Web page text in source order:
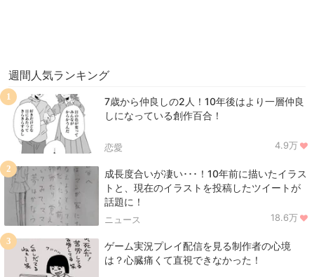
週間人気ランキング
7歳から仲良しの2人！10年後はより一層仲良
しになっている創作百合！
恋愛 4.9万
1
成長度合いが凄い･･･！10年前に描いたイラス
トと、現在のイラストを投稿したツイートが
話題に！
ニュース 18.6万
2
ゲーム実況プレイ配信を見る制作者の心境
は？心臓痛くて直視できなかった！
3